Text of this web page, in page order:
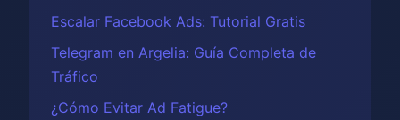
Escalar Facebook Ads: Tutorial Gratis
Telegram en Argelia: Guía Completa de
Tráfico
¿Cómo Evitar Ad Fatigue?